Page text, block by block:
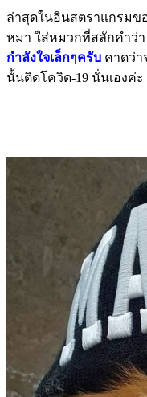
ล่าสุดในอินสตราแกรมข
หมา ใส่หมวกที่สลักคำว่า
กำลังใจเล็กๆครับ คาดว่า
นั้นติดโควิด-19 นั่นเองค่ะ